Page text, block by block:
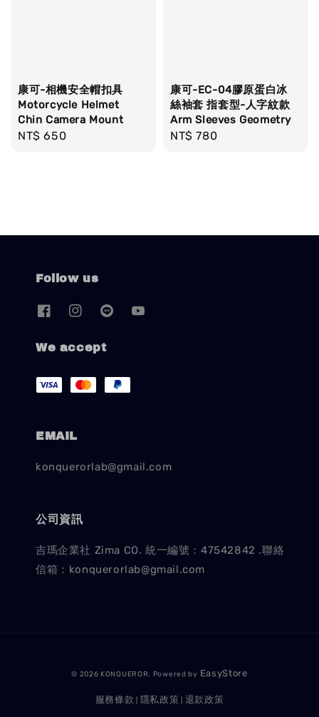
康可-相機安全帽扣具
Motorcycle Helmet
Chin Camera Mount
Regular
NT$ 650
康可-EC-04膠原蛋白冰
絲袖套 指套型-人字紋款
Arm Sleeves Geometry
Regular
NT$ 780
Follow us
We accept
EMAIL
konquerorlab@gmail.com
公司資訊
吉瑪企業社 Zima CO. 統一編號：47542842 .聯絡
信箱：konquerorlab@gmail.com
© 2026 KONQUEROR. Powered by EasyStore
服務條款 隱私政策 退款政策